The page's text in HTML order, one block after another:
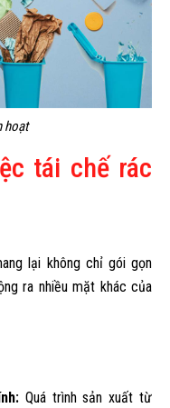
hoạt
tái chế rác
lại không chỉ gói gọn
ra nhiều mặt khác của
Quá trình sản xuất từ